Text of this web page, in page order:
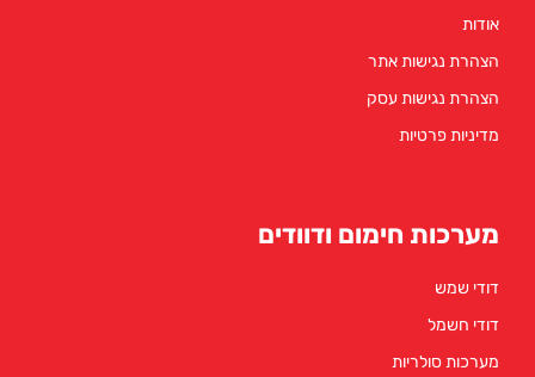
אודות
הצהרת נגישות אתר
הצהרת נגישות עסק
מדיניות פרטיות
מערכות חימום ודוודים
דודי שמש
דודי חשמל
מערכות סולריות